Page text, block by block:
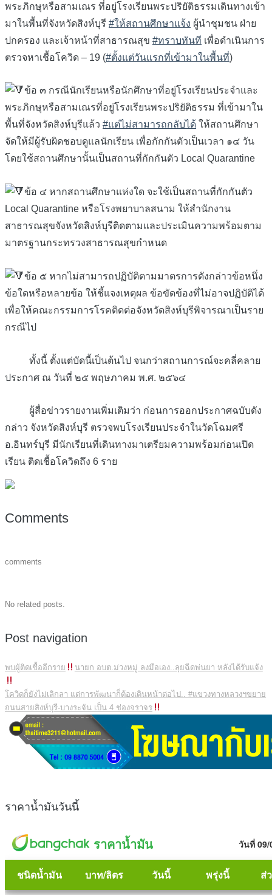
พระภิกษุหรือสามเณร ที่อยู่โรงเรียนพระปริยัติธรรมเดินทางเข้า
มาในพื้นที่จังหวัดสิงห์บุรี #ให้สถานศึกษาแจ้ง ผู้นำชุมชน ฝ่าย
ปกครอง และเจ้าหน้าที่สาธารณสุข #ทราบทันที เพื่อดำเนินการ
ตรวจหาเชื้อโควิด – 19 (#ตั้งแต่วันแรกที่เข้ามาในพื้นที่)
ข้อ ๓ กรณีนักเรียนหรือนักศึกษาที่อยู่โรงเรียนประจำและ
พระภิกษุหรือสามเณรที่อยู่โรงเรียนพระปริยัติธรรม ที่เข้ามาใน
พื้นที่จังหวัดสิงห์บุรีแล้ว #แต่ไม่สามารถกลับได้ ให้สถานศึกษา
จัดให้มีผู้รับผิดชอบดูแลนักเรียน เพื่อกักกันตัวเป็นเวลา ๑๔ วัน
โดยใช้สถานศึกษานั้นเป็นสถานที่กักกันตัว Local Quarantine
ข้อ ๔ หากสถานศึกษาแห่งใด จะใช้เป็นสถานที่กักกันตัว
Local Quarantine หรือโรงพยาบาลสนาม ให้สำนักงาน
สาธารณสุขจังหวัดสิงห์บุรีติดตามและประเมินความพร้อมตาม
มาตรฐานกระทรวงสาธารณสุขกำหนด
ข้อ ๕ หากไม่สามารถปฏิบัติตามมาตรการดังกล่าวข้อหนึ่ง
ข้อใดหรือหลายข้อ ให้ชี้แจงเหตุผล ข้อขัดข้องที่ไม่อาจปฏิบัติได้
เพื่อให้คณะกรรมการโรคติดต่อจังหวัดสิงห์บุรีพิจารณาเป็นราย
กรณีไป
ทั้งนี้ ตั้งแต่บัดนี้เป็นต้นไป จนกว่าสถานการณ์จะคลี่คลาย
ประกาศ ณ วันที่ ๒๕ พฤษภาคม พ.ศ. ๒๕๖๔
ผู้สื่อข่าวรายงานเพิ่มเติมว่า ก่อนการออกประกาศฉบับดัง
กล่าว จังหวัดสิงห์บุรี ตรวจพบโรงเรียนประจำในวัดโฉมศรี
อ.อินทร์บุรี มีนักเรียนที่เดินทางมาเตรียมความพร้อมก่อนเปิด
เรียน ติดเชื้อโควิดถึง 6 ราย
Comments
comments
No related posts.
Post navigation
พบผู้ติดเชื้ออีกราย นายก อบต.ม่วงหมู่ ลงมือเอง..ลุยฉีดพ่นยา หลังได้รับแจ้ง
โควิดก็ยังไม่เลิกลา แต่การพัฒนาก็ต้องเดินหน้าต่อไป.. #แขวงทางหลวงฯขยาย
ถนนสายสิงห์บุรี-บางระจัน เป็น 4 ช่องจราจร
ราคาน้ำมันวันนี้